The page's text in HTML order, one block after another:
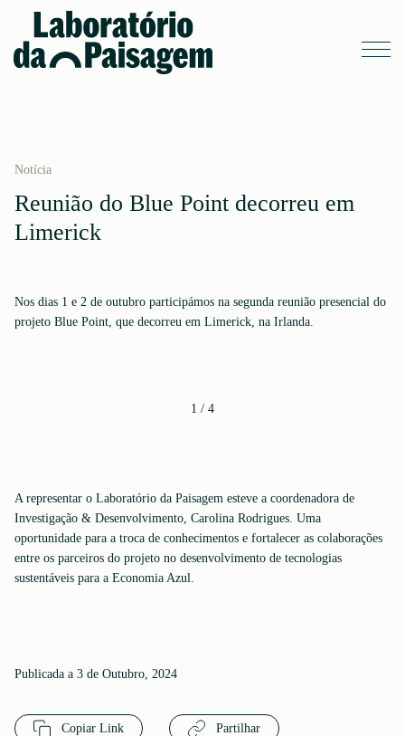
Notícia
Reunião do Blue Point decorreu em
Limerick
Nos dias 1 e 2 de outubro participámos na segunda reunião presencial do
projeto Blue Point, que decorreu em Limerick, na Irlanda.
1 / 4
A representar o Laboratório da Paisagem esteve a coordenadora de
Investigação & Desenvolvimento, Carolina Rodrigues. Uma
oportunidade para a troca de conhecimentos e fortalecer as colaborações
entre os parceiros do projeto no desenvolvimento de tecnologias
sustentáveis para a Economia Azul.
Publicada a 3 de Outubro, 2024
Copiar Link Partilhar